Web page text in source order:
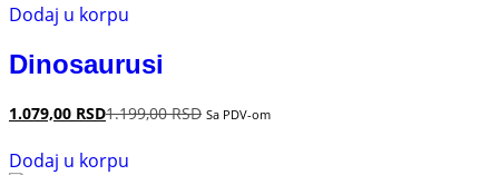
Dodaj u korpu
Dinosaurusi
1.079,00 RSD1.199,00RSD Sa PDV-om
Dodaj u korpu